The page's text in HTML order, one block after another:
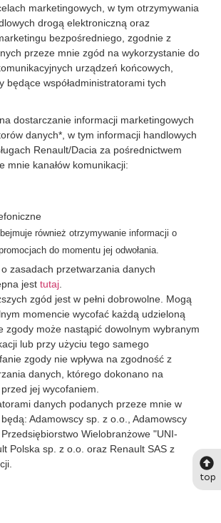
top
marketingowych, w tym otrzymywania
drogą elektroniczną oraz
bezpośredniego, zgodnie z
przeze mnie zgód na wykorzystanie do
urządzeń końcowych,
będące współadministratorami tych
dostarczanie informacji marketingowych
danych*, w tym informacji handlowych
Renault/Dacia za pośrednictwem
mnie kanałów komunikacji:
również otrzymywanie informacji o
do momentu jej odwołania.
o zasadach przetwarzania danych
jest tutaj.
zgód jest w pełni dobrowolne. Mogą
momencie wycofać każdą udzieloną
zgody może nastąpić dowolnym wybranym
lub przy użyciu tego samego
zgody nie wpływa na zgodność z
danych, którego dokonano na
jej wycofaniem.
danych podanych przeze mnie w
Adamowscy sp. z o.o., Adamowscy
Wielobranżowe "UNI-
Polska sp. z o.o. oraz Renault SAS z